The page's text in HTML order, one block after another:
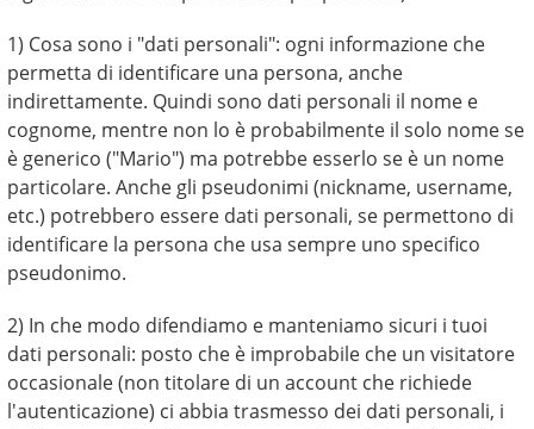
1) Cosa sono i "dati personali": ogni informazione che
permetta di identificare una persona, anche
indirettamente. Quindi sono dati personali il nome e
cognome, mentre non lo è probabilmente il solo nome se
è generico ("Mario") ma potrebbe esserlo se è un nome
particolare. Anche gli pseudonimi (nickname, username,
etc.) potrebbero essere dati personali, se permettono di
identificare la persona che usa sempre uno specifico
pseudonimo.
2) In che modo difendiamo e manteniamo sicuri i tuoi
dati personali: posto che è improbabile che un visitatore
occasionale (non titolare di un account che richiede
l'autenticazione) ci abbia trasmesso dei dati personali, i